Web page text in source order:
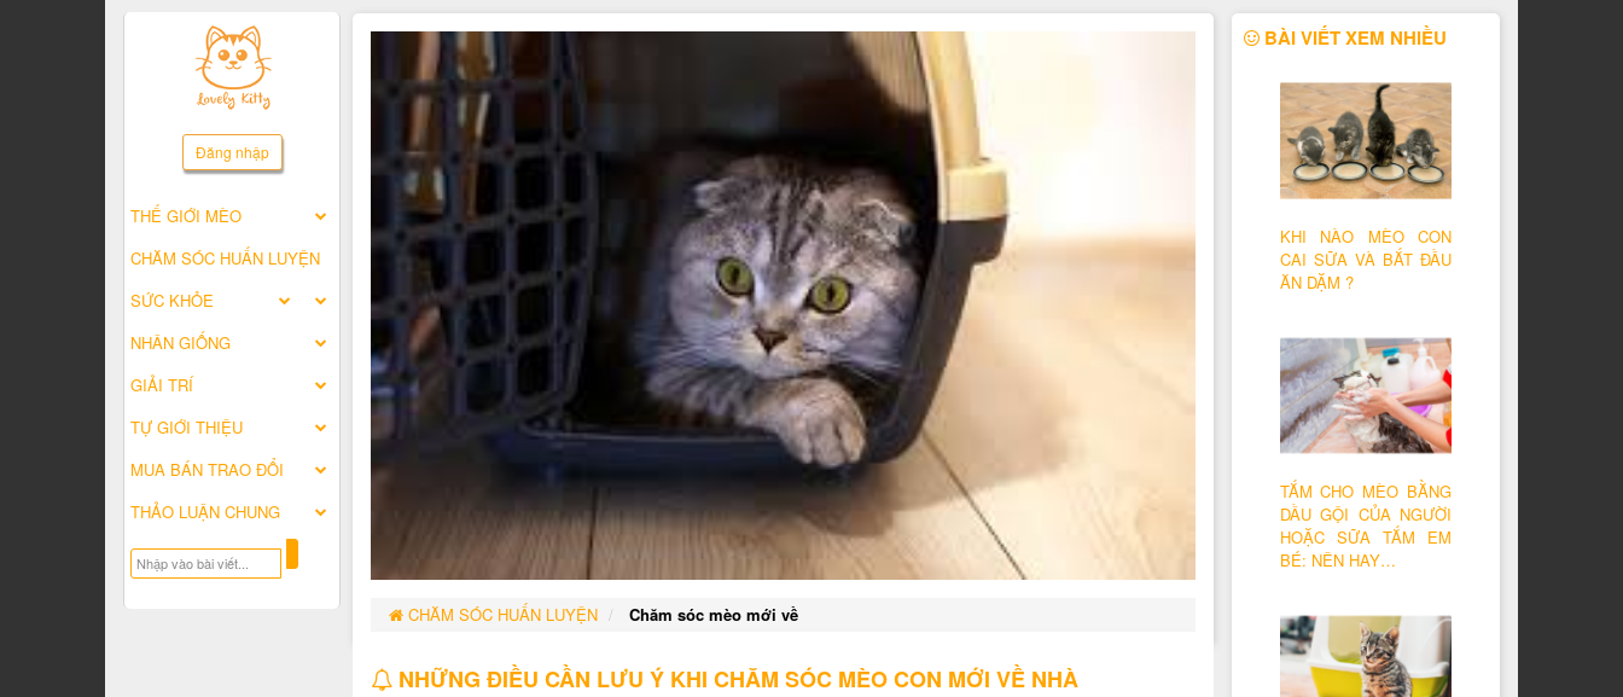
Đăng nhập
THẾ GIỚI MÈO
CHĂM SÓC HUẤN LUYỆN
SỨC KHỎE
NHÂN GIỐNG
GIẢI TRÍ
TỰ GIỚI THIỆU
MUA BÁN TRAO ĐỔI
THẢO LUẬN CHUNG
CHĂM SÓC HUẤN LUYỆN Chăm sóc mèo mới về
NHỮNG ĐIỀU CẦN LƯU Ý KHI CHĂM SÓC MÈO CON MỚI VỀ NHÀ
BÀI VIẾT XEM NHIỀU
KHI NÀO MÈO CON
CAI SỮA VÀ BẮT ĐẦU
ĂN DẶM ?
TẮM CHO MÈO BẰNG
DẦU GỘI CỦA NGƯỜI
HOẶC SỮA TẮM EM
BÉ: NÊN HAY…